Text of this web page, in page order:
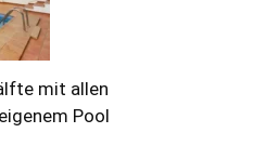
mit allen
Pool